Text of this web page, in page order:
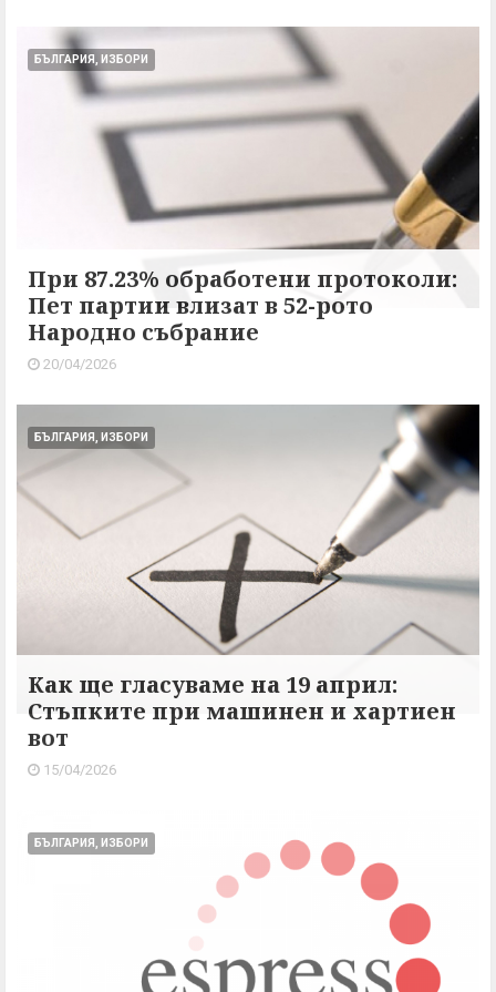
БЪЛГАРИЯ, ИЗБОРИ
При 87.23% обработени протоколи:
Пет партии влизат в 52-рото
Народно събрание
20/04/2026
БЪЛГАРИЯ, ИЗБОРИ
Как ще гласуваме на 19 април:
Стъпките при машинен и хартиен
вот
15/04/2026
БЪЛГАРИЯ, ИЗБОРИ